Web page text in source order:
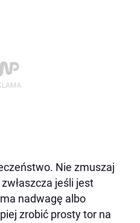
Nie zmuszaj
jeśli jest
nadwagę albo
zrobić prosty tor na